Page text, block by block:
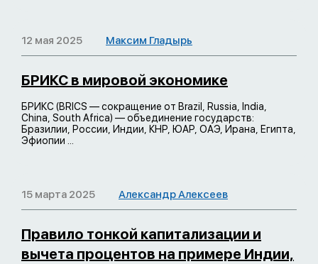
12 мая 2025 Максим Гладырь
БРИКС в мировой экономике
БРИКС (BRICS — сокращение от Brazil, Russia, India,
China, South Africa) — объединение государств:
Бразилии, России, Индии, КНР, ЮАР, ОАЭ, Ирана, Египта,
Эфиопии ...
15 марта 2025 Александр Алексеев
Правило тонкой капитализации и
вычета процентов на примере Индии,